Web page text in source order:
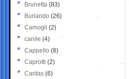
Brunetta (83)
Burlando (26)
Camogli (2)
canile (4)
Cappello (8)
Caprotti (2)
Caritas (6)